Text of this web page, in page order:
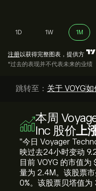
1D 1W 1M
注册以获得完整图表，提供方
*过去的表现并不代表未来的业绩
跳转至： 关于 VOYG如
本周
Inc 股价上
"今日 Voyager
映过去24小时变动
目前 VOYG 的市值
量为 2.4M。该股票
0%。该股票贝塔值为